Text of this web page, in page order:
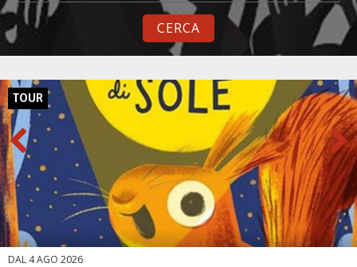
CERCA
TOUR
DAL 4AGO 2026